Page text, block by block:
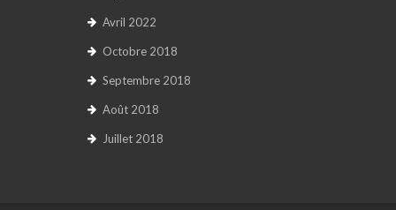
Avril 2022
Octobre 2018
Septembre 2018
Août 2018
Juillet 2018